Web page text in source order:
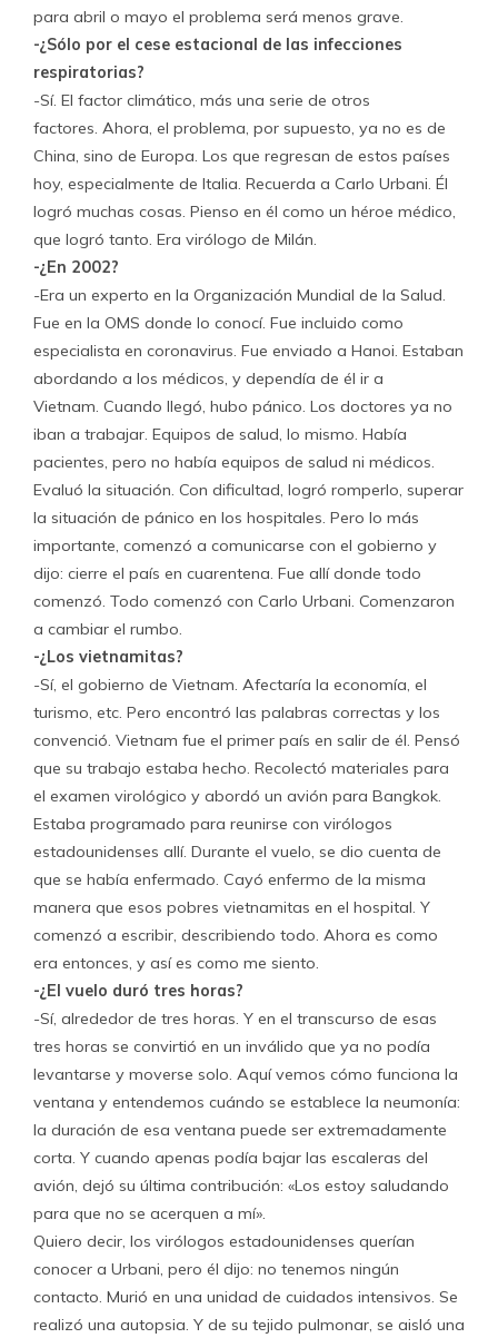
para abril o mayo el problema será menos grave.
-¿Sólo por el cese estacional de las infecciones
respiratorias?
-Sí. El factor climático, más una serie de otros
factores. Ahora, el problema, por supuesto, ya no es de
China, sino de Europa. Los que regresan de estos países
hoy, especialmente de Italia. Recuerda a Carlo Urbani. Él
logró muchas cosas. Pienso en él como un héroe médico,
que logró tanto. Era virólogo de Milán.
-¿En 2002?
-Era un experto en la Organización Mundial de la Salud.
Fue en la OMS donde lo conocí. Fue incluido como
especialista en coronavirus. Fue enviado a Hanoi. Estaban
abordando a los médicos, y dependía de él ir a
Vietnam. Cuando llegó, hubo pánico. Los doctores ya no
iban a trabajar. Equipos de salud, lo mismo. Había
pacientes, pero no había equipos de salud ni médicos.
Evaluó la situación. Con dificultad, logró romperlo, superar
la situación de pánico en los hospitales. Pero lo más
importante, comenzó a comunicarse con el gobierno y
dijo: cierre el país en cuarentena. Fue allí donde todo
comenzó. Todo comenzó con Carlo Urbani. Comenzaron
a cambiar el rumbo.
-¿Los vietnamitas?
-Sí, el gobierno de Vietnam. Afectaría la economía, el
turismo, etc. Pero encontró las palabras correctas y los
convenció. Vietnam fue el primer país en salir de él. Pensó
que su trabajo estaba hecho. Recolectó materiales para
el examen virológico y abordó un avión para Bangkok.
Estaba programado para reunirse con virólogos
estadounidenses allí. Durante el vuelo, se dio cuenta de
que se había enfermado. Cayó enfermo de la misma
manera que esos pobres vietnamitas en el hospital. Y
comenzó a escribir, describiendo todo. Ahora es como
era entonces, y así es como me siento.
-¿El vuelo duró tres horas?
-Sí, alrededor de tres horas. Y en el transcurso de esas
tres horas se convirtió en un inválido que ya no podía
levantarse y moverse solo. Aquí vemos cómo funciona la
ventana y entendemos cuándo se establece la neumonía:
la duración de esa ventana puede ser extremadamente
corta. Y cuando apenas podía bajar las escaleras del
avión, dejó su última contribución: «Los estoy saludando
para que no se acerquen a mí».
Quiero decir, los virólogos estadounidenses querían
conocer a Urbani, pero él dijo: no tenemos ningún
contacto. Murió en una unidad de cuidados intensivos. Se
realizó una autopsia. Y de su tejido pulmonar, se aisló una